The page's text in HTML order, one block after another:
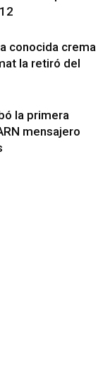
conocida crema
la retiró del
la primera
mensajero